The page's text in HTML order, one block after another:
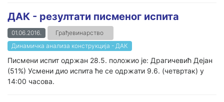
ДАК - резултати писменог испита
01.06.2016.
Грађевинарство
Динамичка анализа конструкција - ДАК
Писмени испит одржан 28.5. положио је: Драгичевић Дејан
(51%) Усмени дио испита ће се одржати 9.6. (четвртак) у
14:00 часова.